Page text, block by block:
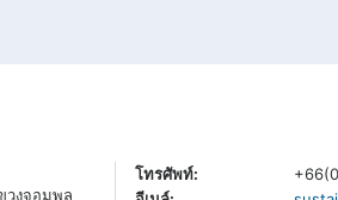
วงจอมพล
โทรศัพท์: